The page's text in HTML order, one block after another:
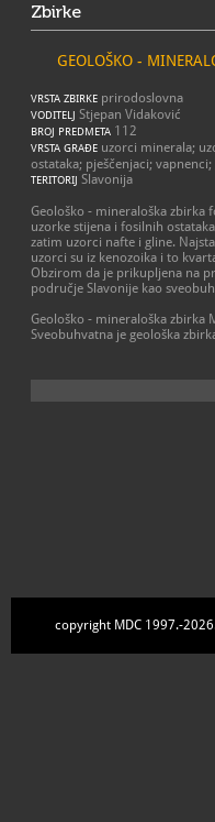
Zbirke
GEOLOŠKO -
VRSTA ZBIRKE prirodoslovna
VODITELJ Stjepan Vidaković
BROJ PREDMETA 112
VRSTA GRAĐE uzorci minerala;
ostataka; pješčenjaci;
TERITORIJ Slavonija
Geološko - mineraloška zbirka
uzorke stijena i fosilnih
zatim uzorci nafte i gline.
uzorci su iz kenozoika i to
Obzirom da je prikupljena na
područje Slavonije kao
Geološko - mineraloška zbirka
Sveobuhvatna je geološka
copyright MDC 1997.-